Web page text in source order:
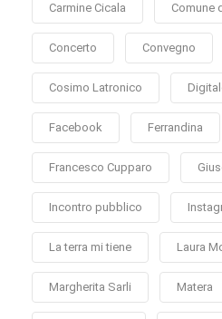
Carmine Cicala Comune
Concerto Convegno
Cosimo Latronico
Facebook Ferrandina
Francesco Cupparo
Incontro pubblico
La terra mi tiene Laura
Margherita Sarli Matera